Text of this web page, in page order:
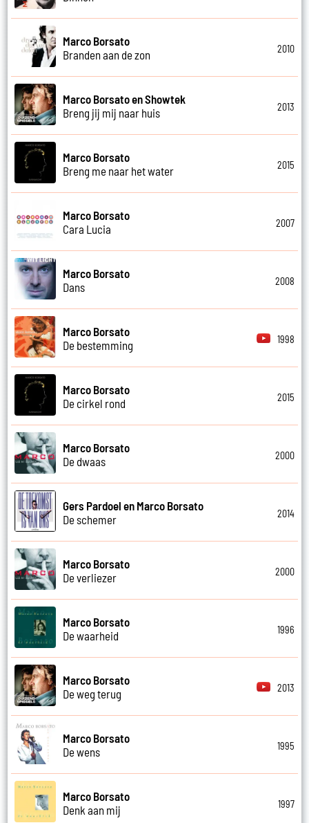
Marco Borsato
Branden aan de zon
2010
Marco Borsato en Showtek
Breng jij mij naar huis
2013
Marco Borsato
Breng me naar het water
2015
Marco Borsato
Cara Lucia
2007
Marco Borsato
Dans
2008
Marco Borsato
De bestemming
1998
Marco Borsato
De cirkel rond
2015
Marco Borsato
De dwaas
2000
Gers Pardoel en Marco Borsato
De schemer
2014
Marco Borsato
De verliezer
2000
Marco Borsato
De waarheid
1996
Marco Borsato
De weg terug
2013
Marco Borsato
De wens
1995
Marco Borsato
Denk aan mij
1997